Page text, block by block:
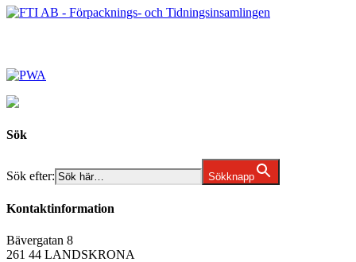
Sök
Sök efter: Sökknapp
Kontaktinformation
Bävergatan 8
261 44 LANDSKRONA